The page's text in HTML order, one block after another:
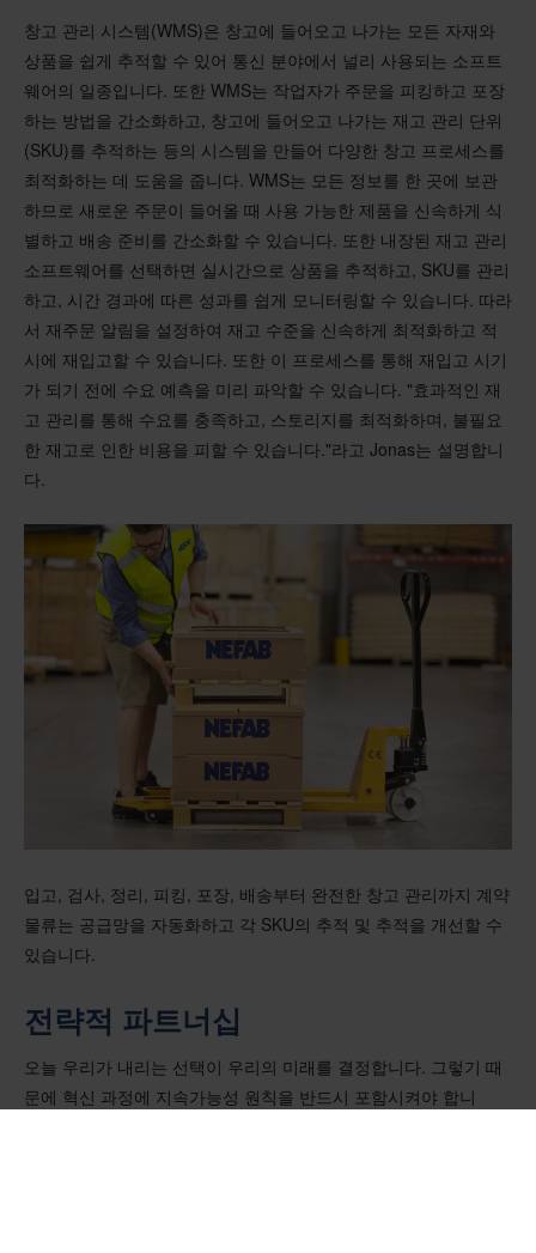
창고 관리 시스템(WMS)은 창고에 들어오고 나가는 모든 자재와
상품을 쉽게 추적할 수 있어 통신 분야에서 널리 사용되는 소프트
웨어의 일종입니다. 또한 WMS는 작업자가 주문을 피킹하고 포장
하는 방법을 간소화하고, 창고에 들어오고 나가는 재고 관리 단위
(SKU)를 추적하는 등의 시스템을 만들어 다양한 창고 프로세스를
최적화하는 데 도움을 줍니다. WMS는 모든 정보를 한 곳에 보관
하므로 새로운 주문이 들어올 때 사용 가능한 제품을 신속하게 식
별하고 배송 준비를 간소화할 수 있습니다. 또한 내장된 재고 관리
소프트웨어를 선택하면 실시간으로 상품을 추적하고, SKU를 관리
하고, 시간 경과에 따른 성과를 쉽게 모니터링할 수 있습니다. 따라
서 재주문 알림을 설정하여 재고 수준을 신속하게 최적화하고 적
시에 재입고할 수 있습니다. 또한 이 프로세스를 통해 재입고 시기
가 되기 전에 수요 예측을 미리 파악할 수 있습니다. "효과적인 재
고 관리를 통해 수요를 충족하고, 스토리지를 최적화하며, 불필요
한 재고로 인한 비용을 피할 수 있습니다."라고 Jonas는 설명합니
다.
입고, 검사, 정리, 피킹, 포장, 배송부터 완전한 창고 관리까지 계약
물류는 공급망을 자동화하고 각 SKU의 추적 및 추적을 개선할 수
있습니다.
전략적 파트너십
오늘 우리가 내리는 선택이 우리의 미래를 결정합니다. 그렇기 때
문에 혁신 과정에 지속가능성 원칙을 반드시 포함시켜야 합니